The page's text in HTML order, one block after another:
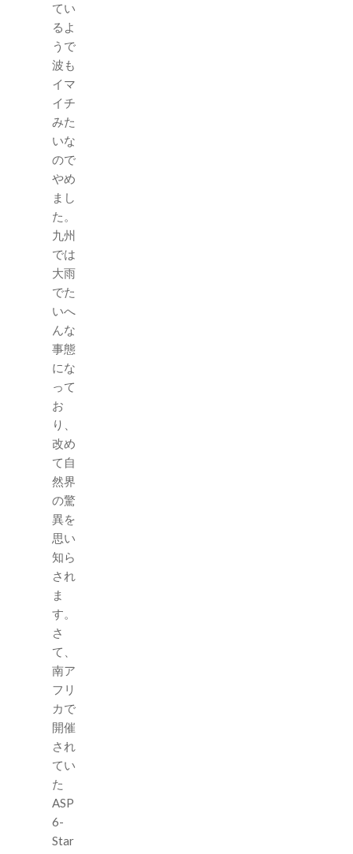
てい
るよ
うで
波も
イマ
イチ
みた
いな
ので
やめ
まし
た。
九州
では
大雨
でた
いへ
んな
事態
にな
って
お
り、
改め
て自
然界
の驚
異を
思い
知ら
され
ま
す。
さ
て、
南ア
フリ
カで
開催
され
てい
た
ASP
6-
Star